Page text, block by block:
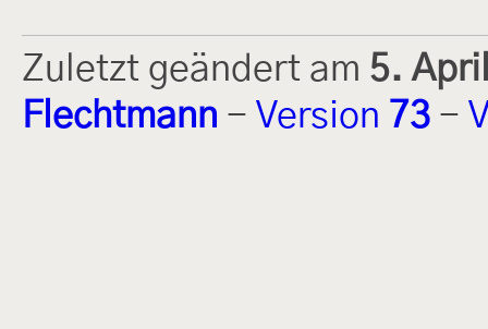
Zuletzt geändert am 5.
Flechtmann - Version 73 -